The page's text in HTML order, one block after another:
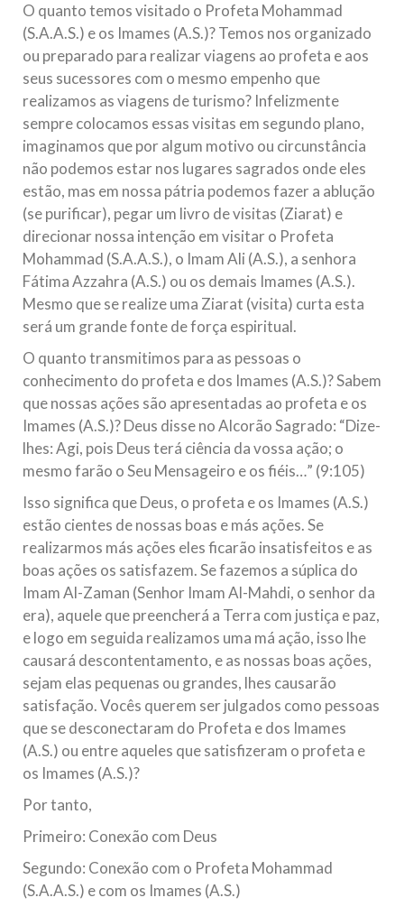
O quanto temos visitado o Profeta Mohammad
(S.A.A.S.) e os Imames (A.S.)? Temos nos organizado
ou preparado para realizar viagens ao profeta e aos
seus sucessores com o mesmo empenho que
realizamos as viagens de turismo? Infelizmente
sempre colocamos essas visitas em segundo plano,
imaginamos que por algum motivo ou circunstância
não podemos estar nos lugares sagrados onde eles
estão, mas em nossa pátria podemos fazer a ablução
(se purificar), pegar um livro de visitas (Ziarat) e
direcionar nossa intenção em visitar o Profeta
Mohammad (S.A.A.S.), o Imam Ali (A.S.), a senhora
Fátima Azzahra (A.S.) ou os demais Imames (A.S.).
Mesmo que se realize uma Ziarat (visita) curta esta
será um grande fonte de força espiritual.
O quanto transmitimos para as pessoas o
conhecimento do profeta e dos Imames (A.S.)? Sabem
que nossas ações são apresentadas ao profeta e os
Imames (A.S.)? Deus disse no Alcorão Sagrado: “Dize-
lhes: Agi, pois Deus terá ciência da vossa ação; o
mesmo farão o Seu Mensageiro e os fiéis…” (9:105)
Isso significa que Deus, o profeta e os Imames (A.S.)
estão cientes de nossas boas e más ações. Se
realizarmos más ações eles ficarão insatisfeitos e as
boas ações os satisfazem. Se fazemos a súplica do
Imam Al-Zaman (Senhor Imam Al-Mahdi, o senhor da
era), aquele que preencherá a Terra com justiça e paz,
e logo em seguida realizamos uma má ação, isso lhe
causará descontentamento, e as nossas boas ações,
sejam elas pequenas ou grandes, lhes causarão
satisfação. Vocês querem ser julgados como pessoas
que se desconectaram do Profeta e dos Imames
(A.S.) ou entre aqueles que satisfizeram o profeta e
os Imames (A.S.)?
Por tanto,
Primeiro: Conexão com Deus
Segundo: Conexão com o Profeta Mohammad
(S.A.A.S.) e com os Imames (A.S.)